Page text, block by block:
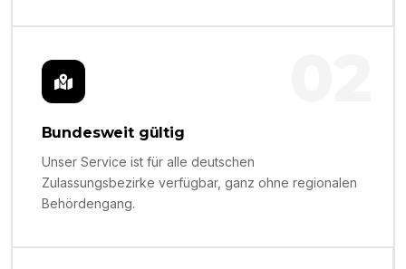
Bundesweit gültig
Unser Service ist für alle deutschen
Zulassungsbezirke verfügbar, ganz ohne regionalen
Behördengang.